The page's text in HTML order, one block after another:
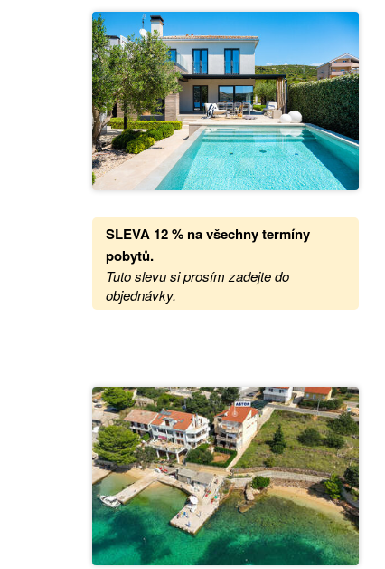
SLEVA 12 % navšechny termíny
pobytů.
Tuto slevu si prosím zadejte do
objednávky.